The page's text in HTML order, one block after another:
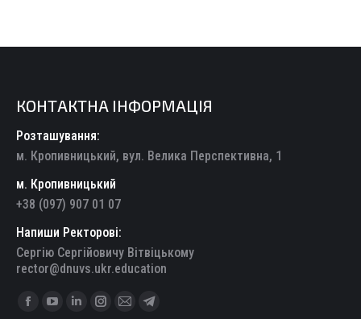
КОНТАКТНА ІНФОРМАЦІЯ
Розташування:
м. Кропивницький, вул. Велика Перспективна, 1
м. Кропивницький
+38 (097) 907 01 07
Напиши Ректорові:
Сергію Сергійовичу Вітвіцькому
rector@dnuvs.ukr.education
Find us on:
Facebook
YouTubeLinkedinInstagram
Mail
Telegram